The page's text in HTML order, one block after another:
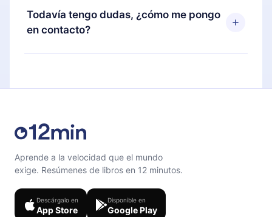
También puedes leer o escuchar tus títulos
favoritos sin conexión y desafiarte con un
puedes cancelar en cualquier momento y el
próximo ciclo de facturación no ocurrirá.
Todavía tengo dudas, ¿cómo me pongo
en contacto?
Siéntete libre de contactarnos en
Aprende a la velocidad que el mundo
exige. Resúmenes de libros en 12 minutos.
Descárgalo en
App Store
Disponible en
Google Play